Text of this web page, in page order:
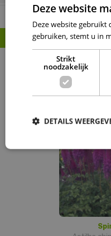
Astilbe
Wis selectieDeze website
Deze website gebruikt
gebruiken, stemt u in
Strikt
noodzakelijk
DETAILS